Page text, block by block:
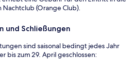
Nachtclub (Orange Club).
und Schließungen
sind saisonal bedingt jedes Jahr
bis zum 29. April geschlossen: